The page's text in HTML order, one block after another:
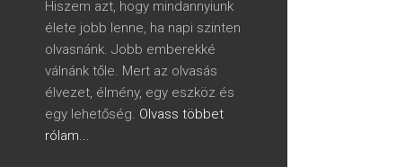
Hiszem azt, hogy mindannyiunk
élete jobb lenne, ha napi szinten
olvasnánk. Jobb emberekké
válnánk tőle. Mert az olvasás
élvezet, élmény, egy eszköz és
egy lehetőség. Olvass többet
rólam...